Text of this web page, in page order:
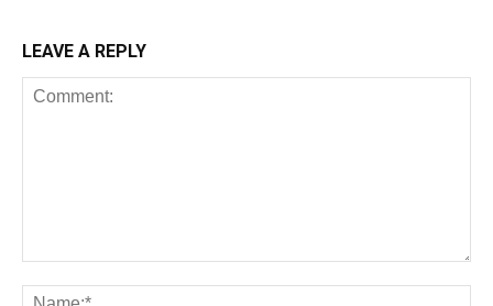
LEAVE A REPLY